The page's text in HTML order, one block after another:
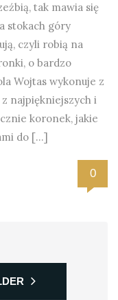
tak mawia się
stokach góry
czyli robią na
o bardzo
Wojtas wykonuje z
najpiękniejszych i
koronek, jakie
do […]
0